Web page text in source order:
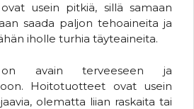
usein pitkiä, sillä samaan
saada paljon tehoaineita ja
iholle turhia täyteaineita.
avain terveeseen ja
Hoitotuotteet ovat usein
olematta liian raskaita tai